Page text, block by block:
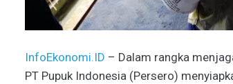
InfoEkonomi.ID – Dalam rangka
PT Pupuk Indonesia (Persero)